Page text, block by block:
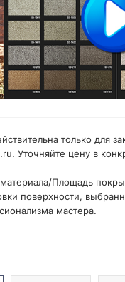
только для
Уточняйте цену в
Площадь
поверхности,
мастера.